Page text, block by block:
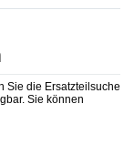
Sie die Ersatzteilsuche
Sie können